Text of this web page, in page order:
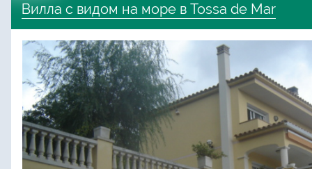
Вилла с видом на море в Tossa de Mar